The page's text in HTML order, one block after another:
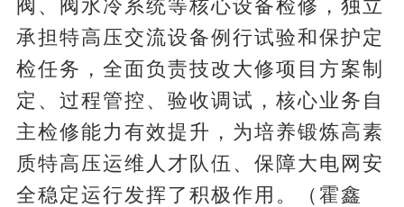
阀、阀水冷系统等核心设备检修，独立
承担特高压交流设备例行试验和保护定
检任务，全面负责技改大修项目方案制
定、过程管控、验收调试，核心业务自
主检修能力有效提升，为培养锻炼高素
质特高压运维人才队伍、保障大电网安
全稳定运行发挥了积极作用。（霍鑫